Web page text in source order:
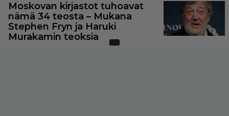
Moskovan kirjastot tuhoavat
nämä 34 teosta – Mukana
Stephen Fryn ja Haruki
Murakamin teoksia